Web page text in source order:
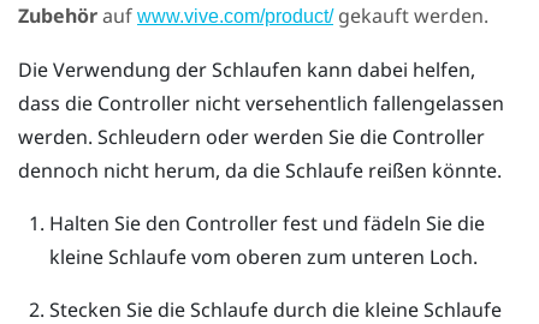
Zubehörauf www.vive.com/product/gekauft werden.
Die Verwendung der Schlaufen kann dabei helfen,
dass die Controller nicht versehentlich fallengelassen
werden. Schleudern oder werden Sie die Controller
dennoch nicht herum, da die Schlaufe reißen könnte.
Halten Sie den Controller fest und fädeln Sie die
kleine Schlaufe vom oberen zum unteren Loch.
Stecken Sie die Schlaufe durch die kleine Schlaufe